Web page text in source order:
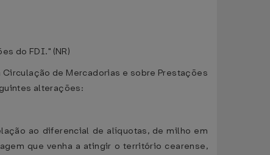
do FDI." (NR)
de Mercadorias e sobre Prestações
alterações:
ao diferencial de alíquotas, de milho em
que venha a atingir o território cearense,